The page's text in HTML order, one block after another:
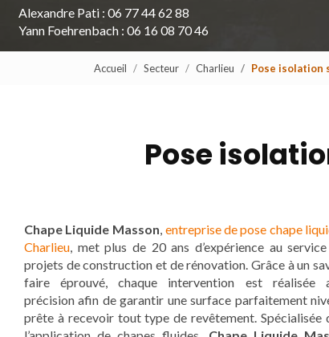
Alexandre Pati : 06 77 44 62 88
Yann Foehrenbach : 06 16 08 70 46
Accueil Secteur Charlieu Pose isolation
Pose
Chape Liquide Masson, entreprise de pose chape
Charlieu, met plus de 20 ans d’expérience au
projets de construction et de rénovation. Grâce à un
faire éprouvé, chaque intervention est réalisée
précision afin de garantir une surface parfaitement
prête à recevoir tout type de revêtement. Spécialisée